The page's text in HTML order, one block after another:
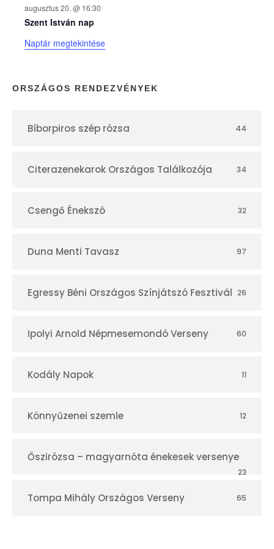
n
a
p
r
augusztus 20. @ 16:30
Szent István nap
Naptár megtekintése
ORSZÁGOS RENDEZVÉNYEK
Bíborpiros szép rózsa 44
Citerazenekarok Országos Találkozója 34
Csengő Énekszó 32
Duna Menti Tavasz 97
Egressy Béni Országos Színjátszó Fesztivál 26
Ipolyi Arnold Népmesemondó Verseny 60
Kodály Napok 11
Könnyűzenei szemle 12
Őszirózsa – magyarnóta énekesek versenye
23
Tompa Mihály Országos Verseny 65